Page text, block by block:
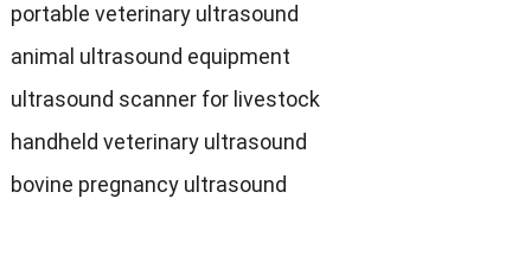
portable veterinary ultrasound
animal ultrasound equipment
ultrasound scanner for livestock
handheld veterinary ultrasound
bovine pregnancy ultrasound